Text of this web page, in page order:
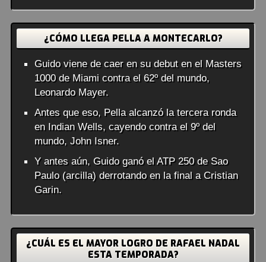
¿CÓMO LLEGA PELLA A MONTECARLO?
Guido viene de caer en su debut en el Masters
1000 de Miami contra el 62º del mundo,
Leonardo Mayer.
Antes que eso, Pella alcanzó la tercera ronda
en Indian Wells, cayendo contra el 9º del
mundo, John Isner.
Y antes aún, Guido ganó el ATP 250 de Sao
Paulo (arcilla) derrotando en la final a Cristian
Garin.
¿CUÁL ES EL MAYOR LOGRO DE RAFAEL NADAL
ESTA TEMPORADA?